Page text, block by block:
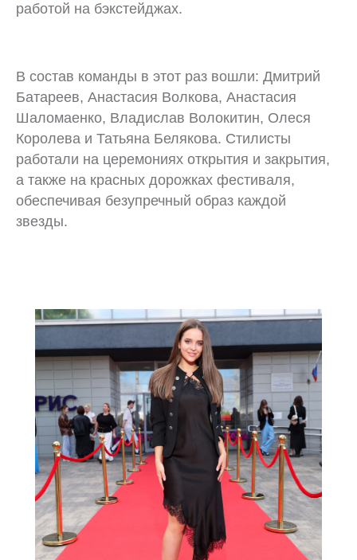
работой на бэкстейджах.
В состав команды в этот раз вошли: Дмитрий
Батареев, Анастасия Волкова, Анастасия
Шаломаенко, Владислав Волокитин, Олеся
Королева и Татьяна Белякова. Стилисты
работали на церемониях открытия и закрытия,
а также на красных дорожках фестиваля,
обеспечивая безупречный образ каждой
звезды.